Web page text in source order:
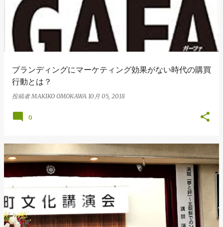
ブランディングにマーケティング効果がない時代の購買
行動とは？
投稿者MAKIKO OMOKAWA 10月 05, 2018
0